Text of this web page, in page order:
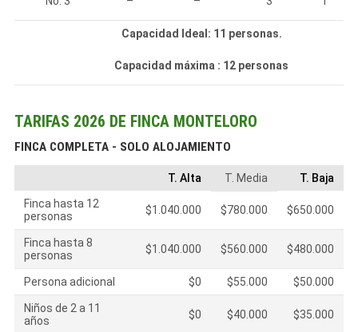
Capacidad Ideal: 11 personas.
Capacidad máxima : 12 personas
TARIFAS 2026 DE FINCA MONTELORO
FINCA COMPLETA - SOLO ALOJAMIENTO
T. Alta T. Media
T. Baja
Finca hasta 12
personas
$1.040.000 $780.000 $650.000
Finca hasta 8
personas
$1.040.000 $560.000 $480.000
Persona adicional $0 $55.000 $50.000
Niños de 2 a 11
años
$0 $40.000 $35.000